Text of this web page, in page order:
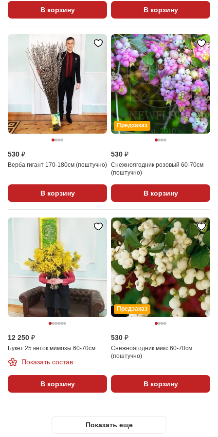
В корзину В корзину
530 ₽
Верба гигант 170-180см (поштучно)
В корзину
Предзаказ
530 ₽
Снежноягодник розовый 60-70см
(поштучно)
В корзину
12 250 ₽
Букет 25 веток мимозы 60-70см
Показать состав
В корзину
Предзаказ
530 ₽
Снежноягодник микс 60-70см
(поштучно)
В корзину
Показать еще